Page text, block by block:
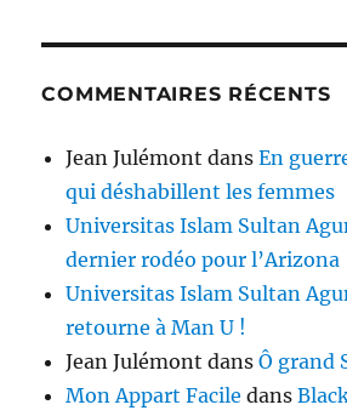
COMMENTAIRES RÉCENTS
Jean Julémont dansEn
qui déshabillent les femmes
Universitas Islam Sultan
dernier rodéo pour l’Arizona
Universitas Islam Sultan
retourne à Man U !
Jean Julémont dansÔ grand
Mon Appart Facile dans